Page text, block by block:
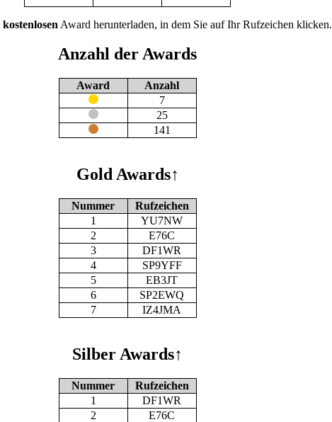
kostenlosen Award herunterladen, in dem Sie auf Ihr Rufzeichen klicken.
Anzahl der Awards
Award
Anzahl
7
25
141
Gold Awards↑
Nummer
Rufzeichen
1
YU7NW
2
E76C
3
DF1WR
4
SP9YFF
5
EB3JT
6
SP2EWQ
7
IZ4JMA
Silber Awards↑
Nummer
Rufzeichen
1
DF1WR
2
E76C